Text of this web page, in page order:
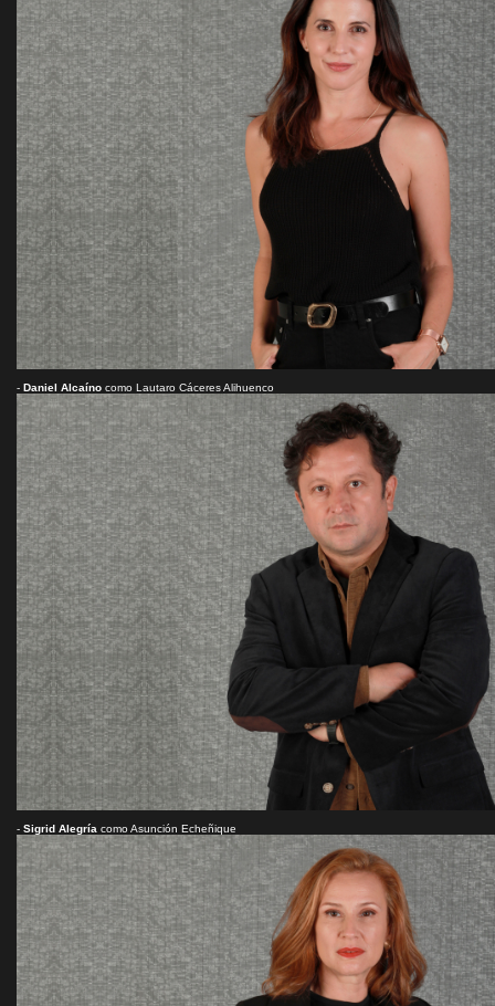
- Daniel Alcaíno como Lautaro Cáceres Alihuenco
- Sigrid Alegría como Asunción Echeñique